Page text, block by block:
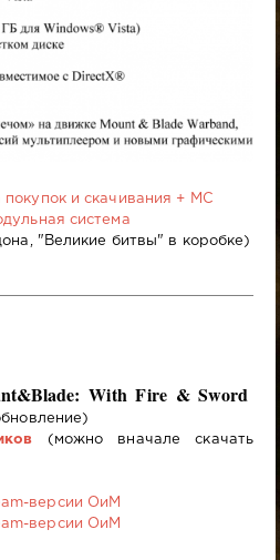
и скачивания + МС
система
"Великие битвы" в коробке)
With Fire & Sword
(можно вначале скачать
версии ОиМ
версии ОиМ